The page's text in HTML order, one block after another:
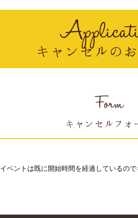
キャンセルの
Form
キャンセルフォ
ベントは既に開始時間を経過しているの